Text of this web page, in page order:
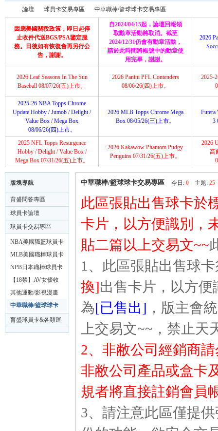
»
論壇
›
球員卡交易專區
›
中華職棒/籃球球卡交易專區
因應美國關稅政策，即日起停
止收件代送BGS/PSA鑒定服
務。日後如有恢復會再另行公
告，謝謝。
自2024/04/15起，論壇回報領
取勳章活動將取消。截至
2024/12/31仍會有勳章活動，
請於此時間將帳號中的勳章使
用完畢，謝謝。
2026
2026 Leaf Seasons In The Sun
Baseball 08/07/26(五)上市。
2026 Panini PFL Contenders
08/06/26(四)上市。
2025-
2025-26 NBA Topps Chrome
Update Hobby / Jumob / Delight /
Value Box / Mega Box
08/06/26(四)上市。
2026 MLB Topps Chrome Mega
Box 08/05/26(三)上市。
Futera
3
2025 NFL Topps Resurgence
Hobby / Delight / Value Box /
Mega Box 07/31/26(五)上市。
2026 Kakawow Phantom Pudgy
Penguins 07/31/26(五)上市。
2026
高
版塊導航
育盛問答專區
球員卡論壇
球員卡交易專區
NBA美國職籃球員卡
交易專區
MLB美國職棒球員卡
交易專區
NPB日本職棒球員卡
交易專區
【18禁】AV女優收
藏卡交易專區
其他運動/影視漫畫
明星卡交易專區
中華職棒/籃球球卡
交易專區
育盛球員卡&各類運
動討論區
中華職棒/籃球球卡交易專區 今日: 0 主題: 25
此區張貼出售球卡於
卡片，以方便識別，
貼二篇以上交易文~~
1、此區張貼出售球
換]出售卡片，以方
為[已售出] ，版主會
上交易文~~，禁止
2、非敝公司經銷商
非敝公司產品或盒卡
規者將直接註銷會員
3、請注意此區僅提